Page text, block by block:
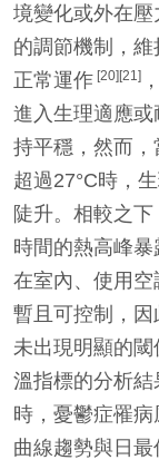
境變化或外在
的調節機制，
正常運作 [20][21]
進入生理適應
持平穩，然而
超過27°C時，
陡升。相較之
時間的熱高峰
在室內、使用
暫且可控制，因
未出現明顯的
溫指標的分析
時，憂鬱症罹
曲線趨勢與日